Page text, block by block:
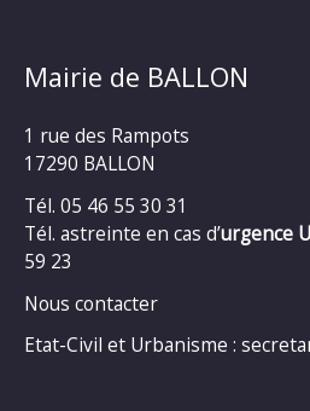
Mairie de BALLON
1 rue des Rampots
17290 BALLON
Tél. 05 46 55 30 31
Tél. astreinte en cas d’urgence
59 23
Nous contacter
Etat-Civil et Urbanisme :